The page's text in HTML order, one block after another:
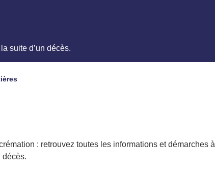
suite d’un décès.
: retrouvez toutes les informations et démarches à
décès.